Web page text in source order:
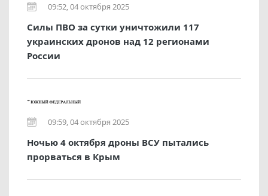
09:52, 04 октября 2025
Силы ПВО за сутки уничтожили 117
украинских дронов над 12 регионами
России
09:59, 04 октября 2025
Ночью 4 октября дроны ВСУ пытались
прорваться в Крым